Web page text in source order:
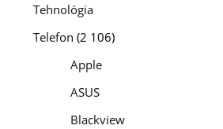
Tehnológia
Telefon (2 106)
Apple
ASUS
Blackview